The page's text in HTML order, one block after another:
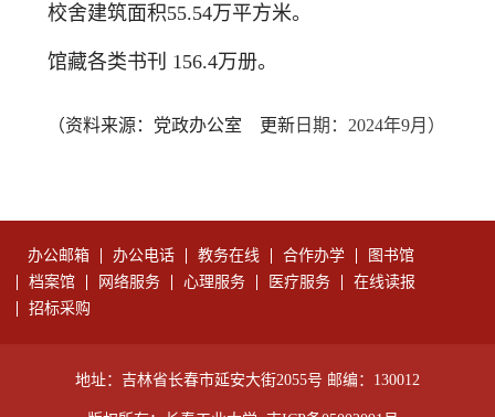
校舍建筑面积55.54万平方米。
馆藏各类书刊 156.4万册。
（资料来源：党政办公室 更新 日期：2024年9月）
办公邮箱 办公电话 教务在线 合作办学
图书馆
档案馆
网络服务 心理服务 医疗服务
在线读报
招标采购
地址：吉林省长春市延安大街2055号 邮编：130012